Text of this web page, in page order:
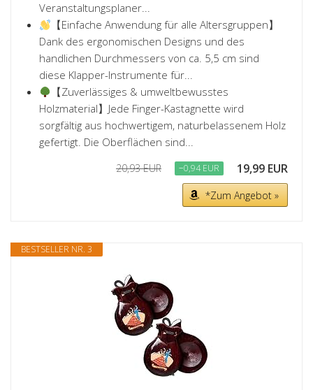
Veranstaltungsplaner...
【Einfache Anwendung für alle Altersgruppen】​
Dank des ergonomischen Designs und des
handlichen Durchmessers von ca. 5,5 cm sind
diese Klapper-Instrumente für...
【Zuverlässiges & umweltbewusstes
Holzmaterial】​Jede Finger-Kastagnette wird
sorgfältig aus hochwertigem, naturbelassenem Holz
gefertigt. Die Oberflächen sind...
20,93 EUR −0,94 EUR 19,99 EUR
*Zum Angebot »
BESTSELLER NR. 3